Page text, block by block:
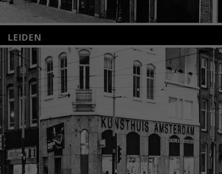
LEIDEN
Nieuwstraat 35
2312 KA Leiden
+31(0)71 – 52 84 480
info@kunsthuisleiden.nl
Lees meer